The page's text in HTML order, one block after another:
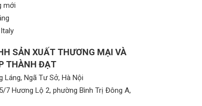
mới
SẢN XUẤT THƯƠNG MẠI VÀ
THÀNH ĐẠT
Láng, Ngã Tư Sở, Hà Nội
7 Hương Lộ 2, phường Bình Trị Đông A,